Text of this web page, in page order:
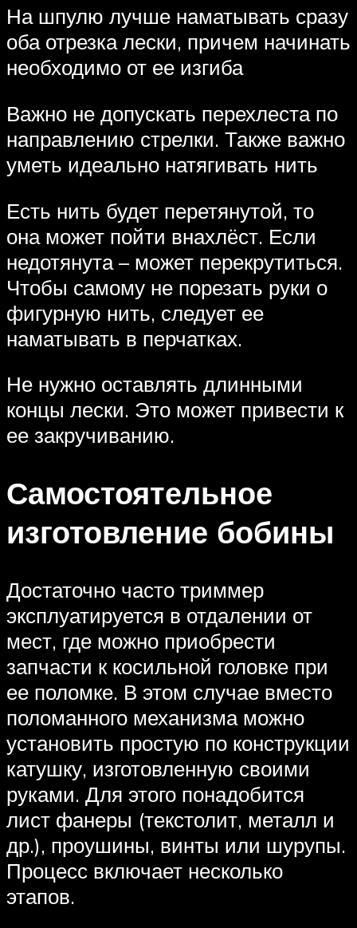
На шпулю лучше наматывать сразу
оба отрезка лески, причем начинать
необходимо от ее изгиба
Важно не допускать перехлеста по
направлению стрелки. Также важно
уметь идеально натягивать нить
Есть нить будет перетянутой, то
она может пойти внахлёст. Если
недотянута – может перекрутиться.
Чтобы самому не порезать руки о
фигурную нить, следует ее
наматывать в перчатках.
Не нужно оставлять длинными
концы лески. Это может привести к
ее закручиванию.
Самостоятельное
изготовление бобины
Достаточно часто триммер
эксплуатируется в отдалении от
мест, где можно приобрести
запчасти к косильной головке при
ее поломке. В этом случае вместо
поломанного механизма можно
установить простую по конструкции
катушку, изготовленную своими
руками. Для этого понадобится
лист фанеры (текстолит, металл и
др.), проушины, винты или шурупы.
Процесс включает несколько
этапов.